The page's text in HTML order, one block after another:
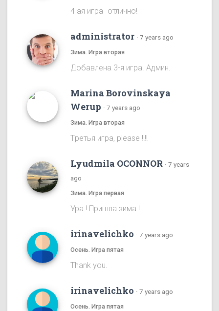
4 ая игра- отлично!
administrator · 7 years ago
Зима. Игра вторая
Добавлена 3-я игра. Админ.
Marina Borovinskaya
Werup · 7 years ago
Зима. Игра вторая
Tретья игра, please !!!!
Lyudmila OCONNOR · 7 years
ago
Зима. Игра первая
Ура ! Пришла зима !
irinavelichko · 7 years ago
Осень. Игра пятая
Thank you.
irinavelichko · 7 years ago
Осень. Игра пятая